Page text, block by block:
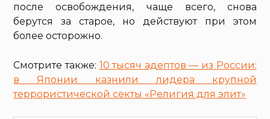
после освобождения, чаще всего, снова
берутся за старое, но действуют при этом
более осторожно.
Смотрите также: 10 тысяч адептов — из России:
в Японии казнили лидера крупной
террористической секты «Религия для элит»